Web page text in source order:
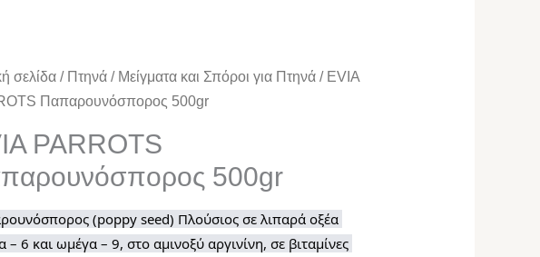
σελίδα/ Πτηνά/ Μείγματα και Σπόροι για Πτηνά/ EVIA
Παπαρουνόσπορος 500gr
PARROTS
500gr
(poppy seed) Πλούσιος σε λιπαρά οξέα
– 6 και ωμέγα – 9, στο αμινοξύ αργινίνη, σε βιταμίνες